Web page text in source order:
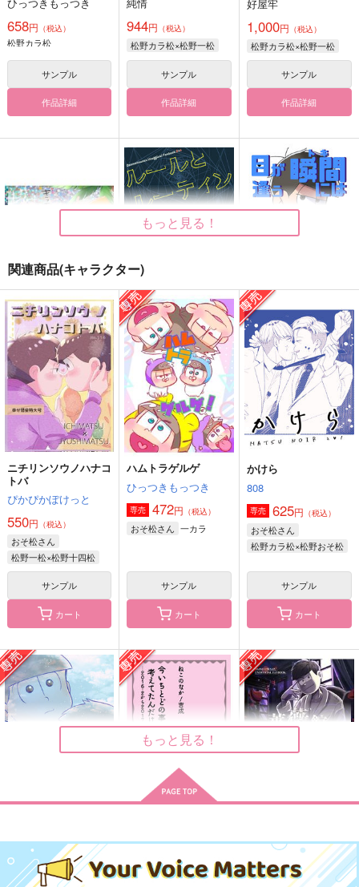
658円 （税込）
松野カラ松
サンプル
作品詳細
944円 （税込）
松野カラ松×松野一松
サンプル
作品詳細
好屋牢
1,000円 （税込）
松野カラ松×松野一松
サンプル
作品詳細
キラキラの夏をキミに
ひっつきもっつき
472円 （税込）
松野一松×松野カラ松
サンプル
作品詳細
ルールとルーティン
岸人
472円（税込）
松野カラ松×松野一松
サンプル
作品詳細
目が逢う瞬間にはもう
堕ちている
好屋牢
1,100円（税込）
松野カラ松×松野一松
サンプル
作品詳細
猫猫猫
好屋牢
800 （税込）
松野カラ松×松野一松
行き詰まる暮らし
岸人
629円 （税込）
松野カラ松×松野一松
作品詳細
おめがのことのは 前
編
ハンマードリル
629円（税込）
もっと見る！
関連商品(キャラクター)
ニチリンソウノハナコ
トバ
ぴかぴかぽけっと
550円 （税込）
おそ松さん
松野一松×松野十四松
サンプル
カート
ハムトラゲルゲ
ひっつきもっつき
専売 472円 （税込）
おそ松さん 一カラ
サンプル
カート
かけら
808
専売 625円 （税込）
おそ松さん
松野カラ松×松野おそ松
サンプル
カート
ねこのなか
専売 275 （税込）
たんだけど
ねこのなか
専売 275 円
シュトルムの祝典2
専売 1,147円 （税込）
もっと見る！